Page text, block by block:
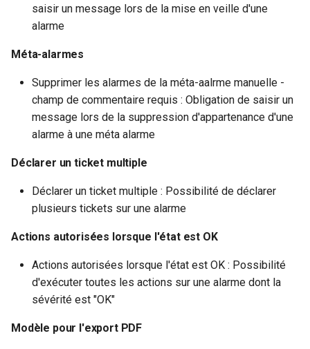
saisir un message lors de la mise en veille d'une
alarme
Méta-alarmes
Supprimer les alarmes de la méta-aalrme manuelle -
champ de commentaire requis : Obligation de saisir un
message lors de la suppression d'appartenance d'une
alarme à une méta alarme
Déclarer un ticket multiple
Déclarer un ticket multiple : Possibilité de déclarer
plusieurs tickets sur une alarme
Actions autorisées lorsque l'état est OK
Actions autorisées lorsque l'état est OK : Possibilité
d'exécuter toutes les actions sur une alarme dont la
sévérité est "OK"
Modèle pour l'export PDF